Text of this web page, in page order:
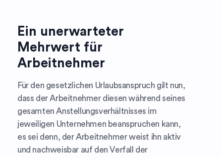
Ein unerwarteter
Mehrwert für
Arbeitnehmer
Für den gesetzlichen Urlaubsanspruch gilt nun,
dass der Arbeitnehmer diesen während seines
gesamten Anstellungsverhältnisses im
jeweiligen Unternehmen beanspruchen kann,
es sei denn, der Arbeitnehmer weist ihn aktiv
und nachweisbar auf den Verfall der